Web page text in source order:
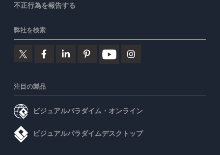
不正行為を報告する
弊社を検索
注目の製品
ビジュアルパラダイム・オンライン
ビジュアルパラダイムデスクトップ